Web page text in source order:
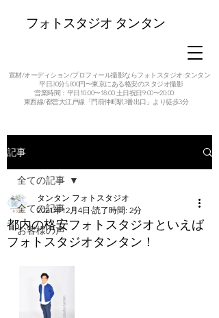
フォトスタジオ タンタン
宣材/オーディション/プロフィール撮影ならフォトスタジオ タンタン
平日30分5,800円〜東京にある格安のスタジオ撮影
営業時間：平日10:00〜18:00 土日祝日9:00〜20:00
東西線/都営大江戸線「門前仲町駅3番出口」より徒歩3分
記事
全ての記事
お客様の声
全ての記事
都内の格安フォトスタジオといえば
フォトスタジオタンタン！
タンタン フォトスタジオ
2021年12月4日 読了時間: 2分